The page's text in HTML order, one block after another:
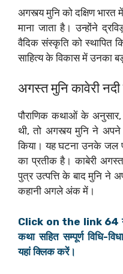
अगस्त्य मुनि को दक्षिण
माना जाता है। उन्होंने
वैदिक संस्कृति को स्थापित
साहित्य के विकास में उनका
अगस्त मुनि कावेरी
पौराणिक कथाओं के
थी, तो अगस्त्य मुनि ने अपने
किया। यह घटना उनके जल
का प्रतीक है। काबेरी अगस्त
पुत्र उत्पत्ति के बाद मुनि
कहानी अगले अंक में।
Click on the link 64
कथा सहित सम्पूर्ण विधि-
यहां क्लिक करें।